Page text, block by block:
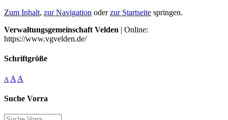
Zum Inhalt, zur Navigation oderzur Startseite springen.
Verwaltungsgemeinschaft Velden | Online:
https://www.vgvelden.de/
Schriftgröße
A A A
Suche Vorra